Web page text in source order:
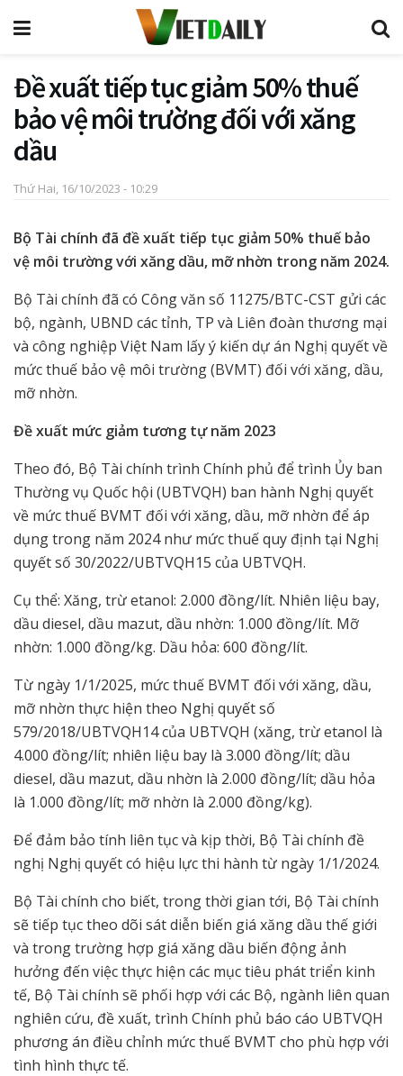
Đề xuất tiếp tục giảm 50% thuế
bảo vệ môi trường đối với xăng
dầu
Thứ Hai, 16/10/2023 - 10:29
Bộ Tài chính đã đề xuất tiếp tục giảm 50% thuế bảo
vệ môi trường với xăng dầu, mỡ nhờn trong năm 2024.
Bộ Tài chính đã có Công văn số 11275/BTC-CST gửi các
bộ, ngành, UBND các tỉnh, TP và Liên đoàn thương mại
và công nghiệp Việt Nam lấy ý kiến dự án Nghị quyết về
mức thuế bảo vệ môi trường (BVMT) đối với xăng, dầu,
mỡ nhờn.
Đề xuất mức giảm tương tự năm 2023
Theo đó, Bộ Tài chính trình Chính phủ để trình Ủy ban
Thường vụ Quốc hội (UBTVQH) ban hành Nghị quyết
về mức thuế BVMT đối với xăng, dầu, mỡ nhờn để áp
dụng trong năm 2024 như mức thuế quy định tại Nghị
quyết số 30/2022/UBTVQH15 của UBTVQH.
Cụ thể: Xăng, trừ etanol: 2.000 đồng/lít. Nhiên liệu bay,
dầu diesel, dầu mazut, dầu nhờn: 1.000 đồng/lít. Mỡ
nhờn: 1.000 đồng/kg. Dầu hỏa: 600 đồng/lít.
Từ ngày 1/1/2025, mức thuế BVMT đối với xăng, dầu,
mỡ nhờn thực hiện theo Nghị quyết số
579/2018/UBTVQH14 của UBTVQH (xăng, trừ etanol là
4.000 đồng/lít; nhiên liệu bay là 3.000 đồng/lít; dầu
diesel, dầu mazut, dầu nhờn là 2.000 đồng/lít; dầu hỏa
là 1.000 đồng/lít; mỡ nhờn là 2.000 đồng/kg).
Để đảm bảo tính liên tục và kịp thời, Bộ Tài chính đề
nghị Nghị quyết có hiệu lực thi hành từ ngày 1/1/2024.
Bộ Tài chính cho biết, trong thời gian tới, Bộ Tài chính
sẽ tiếp tục theo dõi sát diễn biến giá xăng dầu thế giới
và trong trường hợp giá xăng dầu biến động ảnh
hưởng đến việc thực hiện các mục tiêu phát triển kinh
tế, Bộ Tài chính sẽ phối hợp với các Bộ, ngành liên quan
nghiên cứu, đề xuất, trình Chính phủ báo cáo UBTVQH
phương án điều chỉnh mức thuế BVMT cho phù hợp với
tình hình thực tế.